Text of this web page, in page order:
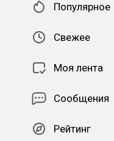
Популярное
Свежее
Моя лента
Сообщения
Рейтинг